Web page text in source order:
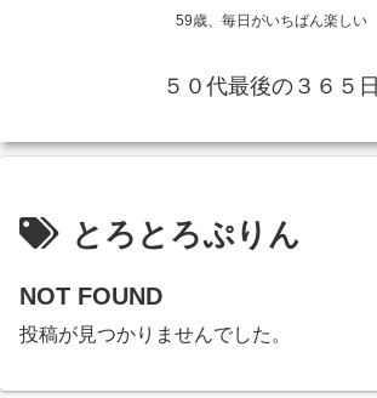
59歳、毎日がいちばん楽しい
５０代最後の３６５日
とろとろぷりん
NOT FOUND
投稿が見つかりませんでした。